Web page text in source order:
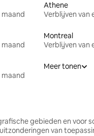
maand
Athene
Verblijven van
maand
Montreal
Verblijven van
maand
Meer tonen
gebieden en voor
van